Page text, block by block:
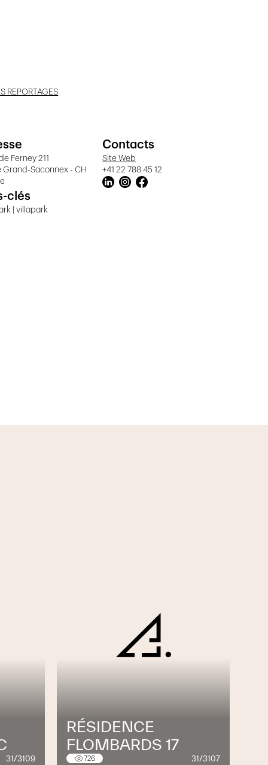
REPORTAGES
Ferney 211
Grand-Saconnex - CH
Contacts
Site Web
+41 22 788 45 12
clés
| villapark
31/3109
RÉSIDENCE
FLOMBARDS 17
726 31/3107